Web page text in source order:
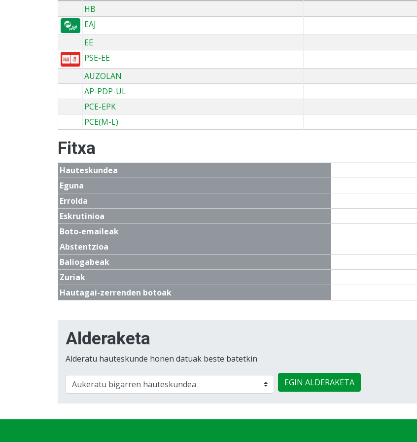
HB
EAJ
EE
PSE-EE
AUZOLAN
AP-PDP-UL
PCE-EPK
PCE(M-L)
Fitxa
Hauteskundea
Eguna
Errolda
Eskrutinioa
Boto-emaileak
Abstentzioa
Baliogabeak
Zuriak
Hautagai-zerrenden botoak
Alderaketa
Alderatu hauteskunde honen datuak beste batetkin
EGIN ALDERAKETA